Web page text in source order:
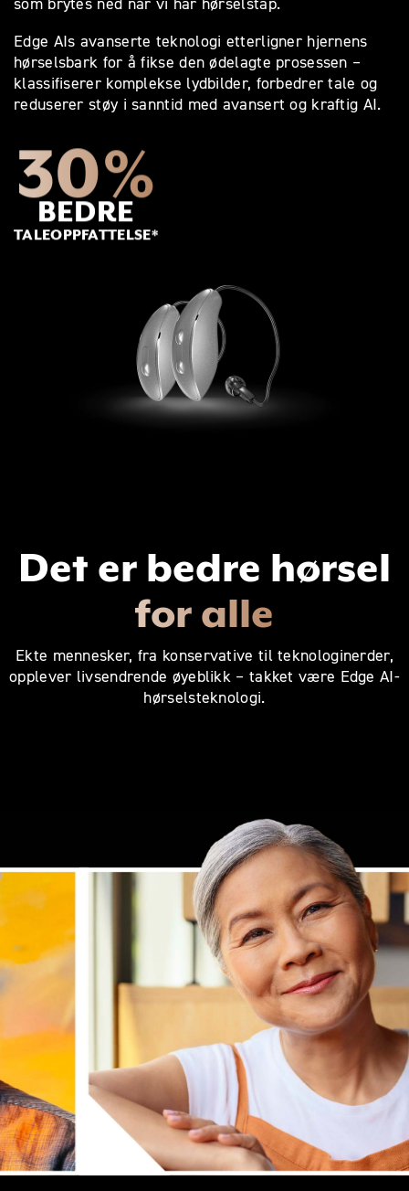
Edge AIs avanserte teknologi etterligner hjernens
hørselsbark for å fikse den ødelagte prosessen –
klassifiserer komplekse lydbilder, forbedrer tale og
reduserer støy i sanntid med avansert og kraftig AI.
BRUKERSTYRT
LYD OPTIMALISERING
Det er bedre hørsel
for alle
Ekte mennesker, fra konservative til teknologinerder,
opplever livsendrende øyeblikk – takket være Edge AI-
hørselsteknologi.